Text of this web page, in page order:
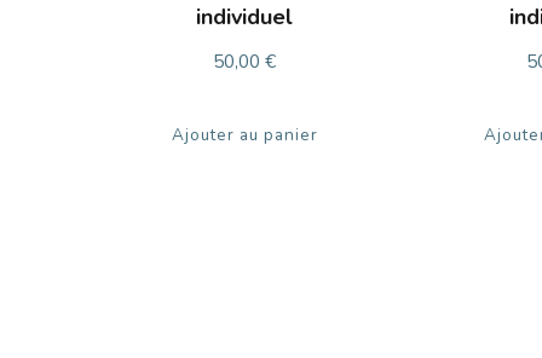
individuel
50,00€
Ajouter au panier